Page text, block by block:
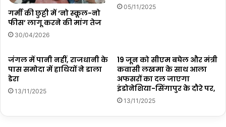
गर्मी की छुट्टी में ‘नो स्कूल-नो
फीस’ लागू करने की मांग तेज
30/04/2026
05/11/2025
जंगल में पानी नहीं, राजधानी के
पास समोदा में हाथियों ने डाला
डेरा
13/11/2025
19 जून को सीएम बघेल और मंत्री
कवासी लखमा के साथ आला
अफसरों का दल जाएगा
इंडोनेशिया-सिंगापुर के दौरे पर,
13/11/2025